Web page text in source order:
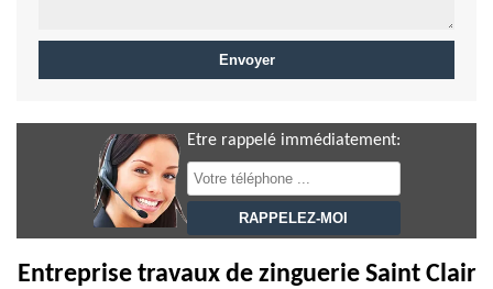
Etre rappelé immédiatement:
Entreprise travaux de zinguerie Saint Clair